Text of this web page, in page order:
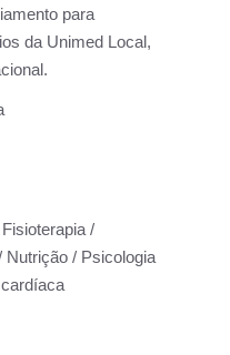
para
da Unimed Local,
/
Nutrição / Psicologia